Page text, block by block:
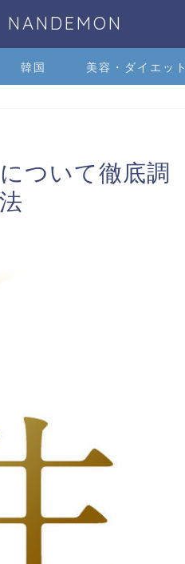
NANDEMON
韓国 美容・ダイエット
ついて徹底調